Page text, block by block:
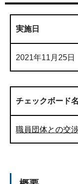
実施日
2021年11月25日
チェックボード名
職員団体との交